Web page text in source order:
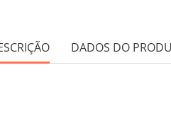
DADOS DO